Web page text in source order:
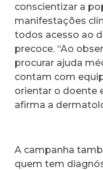
conscientizar a
manifestações
todos acesso ao
precoce. “Ao
procurar ajuda
contam com
orientar o doente
afirma a
A campanha
quem tem